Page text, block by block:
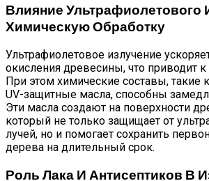
Влияние Ультрафиолетового
Химическую Обработку
Ультрафиолетовое излучение
окисления древесины, что приводит
При этом химические составы, такие
UV-защитные масла, способны
Эти масла создают на поверхности
который не только защищает от
лучей, но и помогает сохранить
дерева на длительный срок.
Роль Лака И Антисептиков В